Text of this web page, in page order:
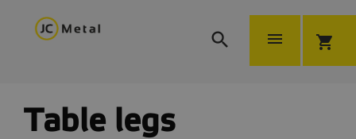
  shopping_cart
Table legs